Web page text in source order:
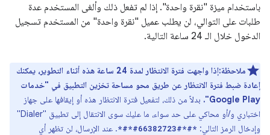
باستخدام ميزة "نقرة واحدة". إذا لم تفعل ذلك وألغى المستخدم عدة
طلبات على التوالي، لن يطلب عميل "نقرة واحدة" من المستخدم تسجيل
الدخول خلال الـ 24 ساعة التالية.
ملاحظة:إذا واجهت فترة الانتظار لمدة 24 ساعة هذه أثناء التطوير، يمكنك
إعادة ضبط فترة الانتظار عن طريق محو مساحة تخزين التطبيق في "خدمات
Google Play".
بدلاً من ذلك، لتفعيل فترة الانتظار هذه أو إيقافها على جهاز
اختباري و/أو محاكي على حد سواء، ما عليك سوى الانتقال إلى تطبيق "Dialer"
وإدخال الرمز التالي: *#*#66382723#*#*. عند الإرسال، لن تظهر أي